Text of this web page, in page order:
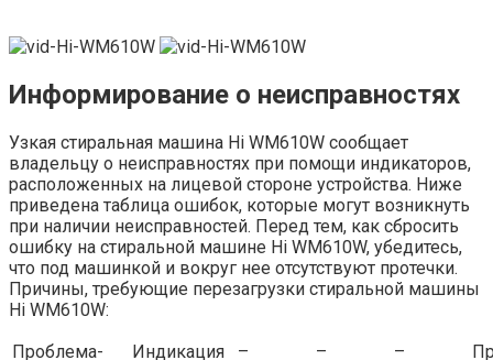
Информирование о неисправностях
Узкая стиральная машина Hi WM610W сообщает
владельцу о неисправностях при помощи индикаторов,
расположенных на лицевой стороне устройства. Ниже
приведена таблица ошибок, которые могут возникнуть
при наличии неисправностей. Перед тем, как сбросить
ошибку на стиральной машине Hi WM610W, убедитесь,
что под машинкой и вокруг нее отсутствуют протечки.
Причины, требующие перезагрузки стиральной машины
Hi WM610W:
Проблема-
Индикация – – –